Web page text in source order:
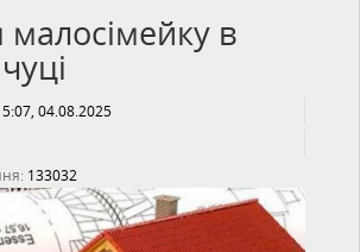
в
04.08.2025
133032